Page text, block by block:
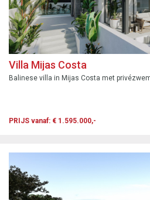
Villa Mijas Costa
Balinese villa in Mijas Costa met
PRIJS vanaf: € 1.595.000,-